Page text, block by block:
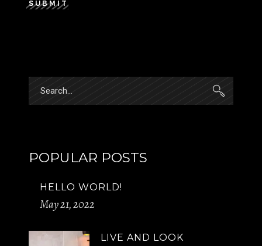
SUBMIT
POPULAR POSTS
HELLO WORLD!
May 21, 2022
LIVE AND LOOK